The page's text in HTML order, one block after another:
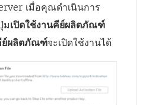
เมื่อคุณดำเนินการ
มเปิดใช้งานคีย์ผลิตภัณฑ์
ย์ผลิตภัณฑ์จะเปิดใช้งานได้